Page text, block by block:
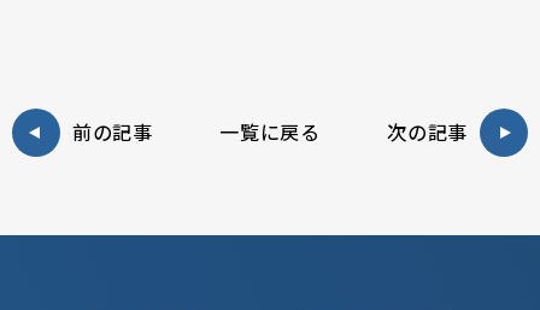
前の記事 一覧に戻る 次の記事